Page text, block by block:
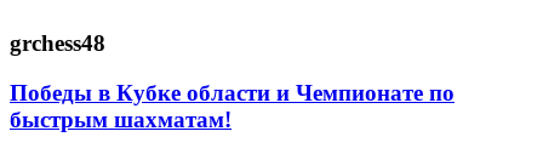
grchess48
Победы в Кубке области и Чемпионате по
быстрым шахматам!